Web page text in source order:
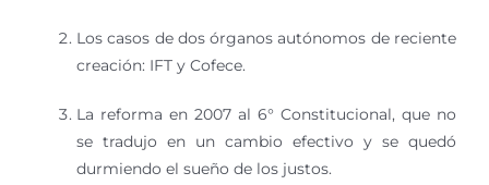
Los casos de dos órganos autónomos de reciente
creación: IFT y Cofece.
La reforma en 2007 al 6° Constitucional, que no
se tradujo en un cambio efectivo y se quedó
durmiendo el sueño de los justos.